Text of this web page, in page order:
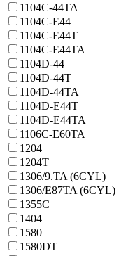
1104C-44TA
1104C-E44
1104C-E44T
1104C-E44TA
1104D-44
1104D-44T
1104D-44TA
1104D-E44T
1104D-E44TA
1106C-E60TA
1204
1204T
1306/9.TA (6CYL)
1306/E87TA (6CYL)
1355C
1404
1580
1580DT